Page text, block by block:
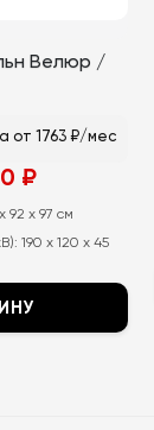
Велюр /
от 1763 ₽/мес
₽Текущая
цена:
160
92 x 97 см
190 x 120 x 45